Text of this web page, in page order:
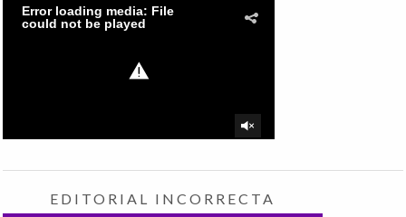
EDITORIAL INCORRECTA